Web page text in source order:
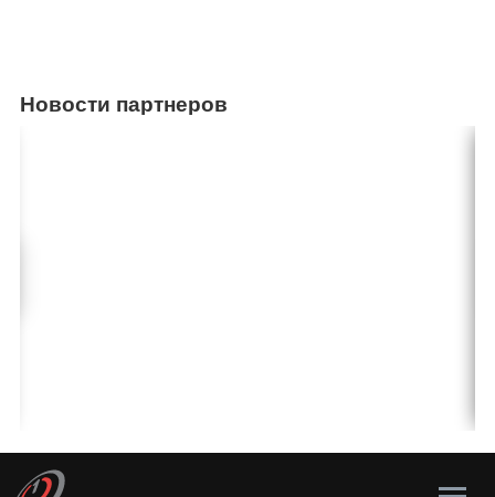
Новости партнеров